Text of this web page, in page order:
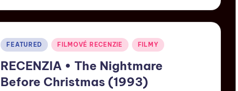
FEATURED FILMOVÉ RECENZIE FILMY
RECENZIA • The Nightmare
Before Christmas (1993)